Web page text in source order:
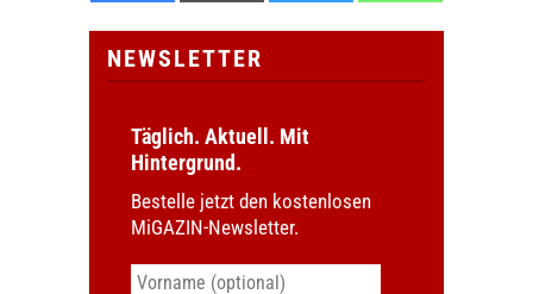
NEWSLETTER
Täglich. Aktuell. Mit
Hintergrund.
Bestelle jetzt den kostenlosen
MiGAZIN-Newsletter.